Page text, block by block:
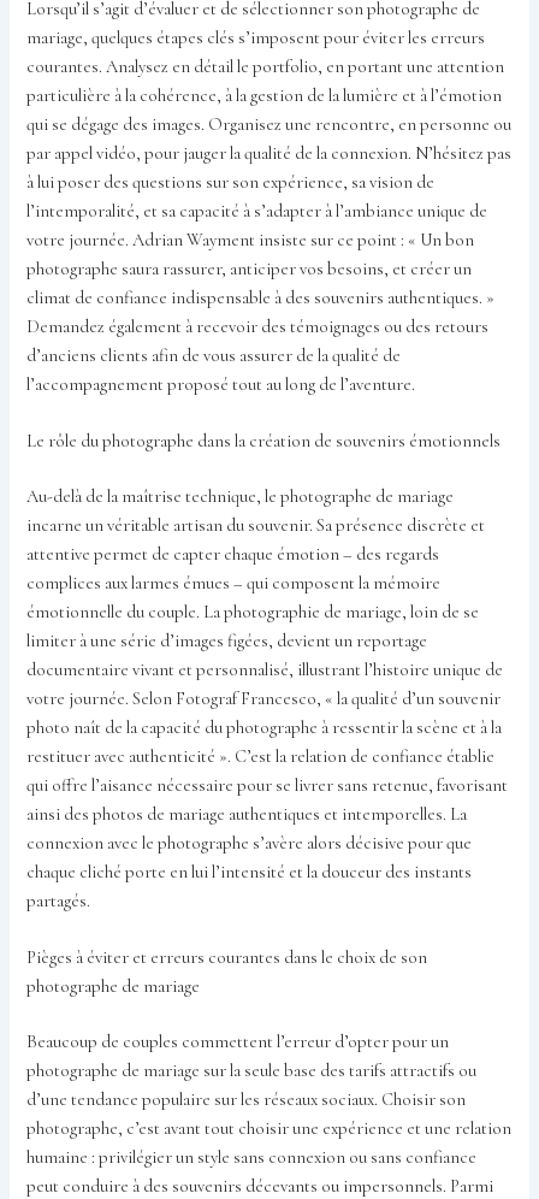
Lorsqu’il s’agit d’évaluer et de sélectionner son photographe de
mariage, quelques étapes clés s’imposent pour éviter les erreurs
courantes. Analysez en détail le portfolio, en portant une attention
particulière à la cohérence, à la gestion de la lumière et à l’émotion
qui se dégage des images. Organisez une rencontre, en personne ou
par appel vidéo, pour jauger la qualité de la connexion. N’hésitez pas
à lui poser des questions sur son expérience, sa vision de
l’intemporalité, et sa capacité à s’adapter à l’ambiance unique de
votre journée. Adrian Wayment insiste sur ce point : « Un bon
photographe saura rassurer, anticiper vos besoins, et créer un
climat de confiance indispensable à des souvenirs authentiques. »
Demandez également à recevoir des témoignages ou des retours
d’anciens clients afin de vous assurer de la qualité de
l’accompagnement proposé tout au long de l’aventure.
Le rôle du photographe dans la création de souvenirs émotionnels
Au-delà de la maîtrise technique, le photographe de mariage
incarne un véritable artisan du souvenir. Sa présence discrète et
attentive permet de capter chaque émotion – des regards
complices aux larmes émues – qui composent la mémoire
émotionnelle du couple. La photographie de mariage, loin de se
limiter à une série d’images figées, devient un reportage
documentaire vivant et personnalisé, illustrant l’histoire unique de
votre journée. Selon Fotograf Francesco, « la qualité d’un souvenir
photo naît de la capacité du photographe à ressentir la scène et à la
restituer avec authenticité ». C’est la relation de confiance établie
qui offre l’aisance nécessaire pour se livrer sans retenue, favorisant
ainsi des photos de mariage authentiques et intemporelles. La
connexion avec le photographe s’avère alors décisive pour que
chaque cliché porte en lui l’intensité et la douceur des instants
partagés.
Pièges à éviter et erreurs courantes dans le choix de son
photographe de mariage
Beaucoup de couples commettent l’erreur d’opter pour un
photographe de mariage sur la seule base des tarifs attractifs ou
d’une tendance populaire sur les réseaux sociaux. Choisir son
photographe, c’est avant tout choisir une expérience et une relation
humaine : privilégier un style sans connexion ou sans confiance
peut conduire à des souvenirs décevants ou impersonnels. Parmi